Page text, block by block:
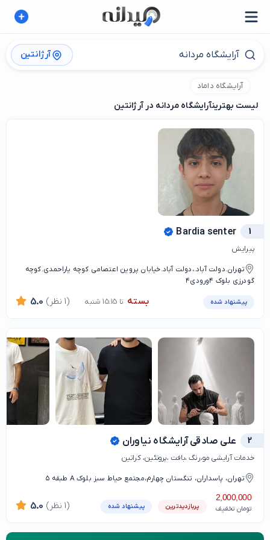
آرژانتین
آرایشگاه داماد
لیست بهترینآرایشگاه مردانه در آرژانتین
1
Bardia senter
پیرایش
تهران.دولت آباد.،دولت آباد.خیابان پروین اعتصامی کوچه یاراحمدی.کوچه
گودرزی بلوک ۴ورودی۴
پیشنهاد شده بسته تا 15:15 شنبه 5.0 (1 نظر)
2 علی صادقی آرایشگاه نیاوران
خدمات آرایشی مو،رنگ ،بافت ،پروتئین، کراتین
تهران، پاسداران، تنگستان چهارم،مجتمع حیاط سبز بلوک A طبقه ۵
2,000,000
تومان تخفیف پربازدیدترین پیشنهاد شده 5.0 (1 نظر)